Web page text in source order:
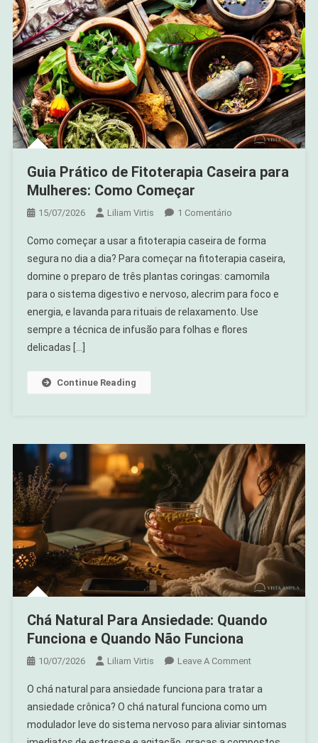
Vida
Guia Prático de Fitoterapia Caseira para
Mulheres: Como Começar
15/07/2026 Liliam Virtis 1 ComentárioEm
Prático
De
Fitoterapia
Caseira
Para
Mulheres:
Como começar a usar a fitoterapia caseira de forma
segura no dia a dia? Para começar na fitoterapia caseira,
domine o preparo de três plantas coringas: camomila
para o sistema digestivo e nervoso, alecrim para foco e
energia, e lavanda para rituais de relaxamento. Use
sempre a técnica de infusão para folhas e flores
delicadas […]
Continue Reading
Chá Natural Para Ansiedade: Quando
Funciona e Quando Não Funciona
10/07/2026 Liliam Virtis Leave A CommentOn
Natural
Para
Ansiedade:
O chá natural para ansiedade funciona para tratar a
ansiedade crônica? O chá natural funciona como um
modulador leve do sistema nervoso para aliviar sintomas